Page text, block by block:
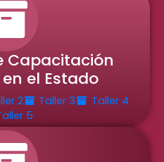
Capacitación
el Estado
2 Taller 3
Taller 4
5